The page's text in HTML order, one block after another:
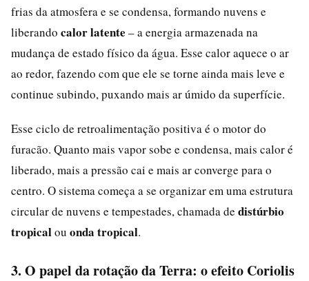
frias da atmosfera e se condensa, formando nuvens e
liberando calor latente – a energia armazenada na
mudança de estado físico da água. Esse calor aquece o ar
ao redor, fazendo com que ele se torne ainda mais leve e
continue subindo, puxando mais ar úmido da superfície.
Esse ciclo de retroalimentação positiva é o motor do
furacão. Quanto mais vapor sobe e condensa, mais calor é
liberado, mais a pressão cai e mais ar converge para o
centro. O sistema começa a se organizar em uma estrutura
circular de nuvens e tempestades, chamada de distúrbio
tropicalou onda tropical.
3. O papel da rotação da Terra: o efeito Coriolis